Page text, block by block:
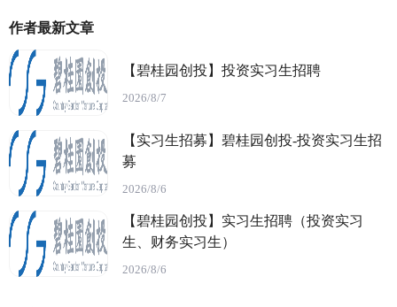
作者最新文章
【碧桂园创投】投资实习生招聘
2026/8/7
【实习生招募】碧桂园创投-投资实习生招
募
2026/8/6
【碧桂园创投】实习生招聘（投资实习
生、财务实习生）
2026/8/6